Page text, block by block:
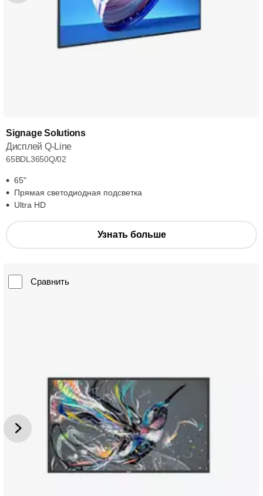
Signage Solutions
Дисплей Q-Line
65BDL3650Q/02
65"
Прямая светодиодная подсветка
Ultra HD
Узнать больше
Сравнить